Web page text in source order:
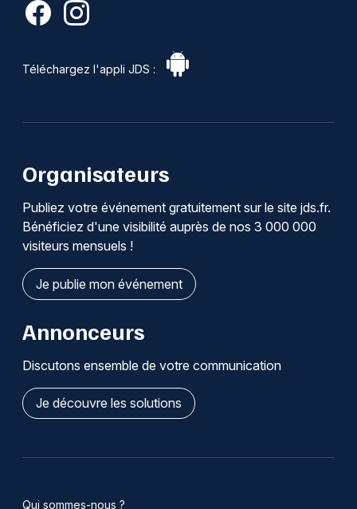
Téléchargez l'appli JDS :
Organisateurs
Publiez votre événement gratuitement sur le site jds.fr.
Bénéficiez d'une visibilité auprès de nos 3 000 000
visiteurs mensuels !
Je publie mon événement
Annonceurs
Discutons ensemble de votre communication
Je découvre les solutions
Qui sommes-nous ?